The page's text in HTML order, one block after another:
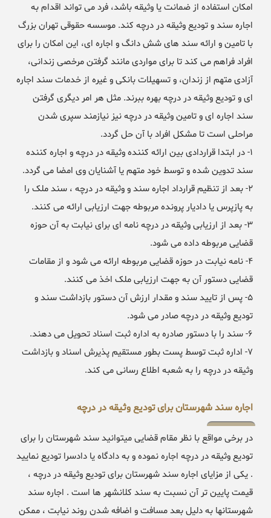
امکان استفاده از ضمانت یا وثیقه باشد، فرد می تواند اقدام به
اجاره سند و تودیع وثیقه در درچه کند. موسسه حقوقی تهران بزرگ
با تامین و ارائه سند های شش دانگ و اجاره ای، این امکان را برای
افراد فراهم می کند تا برای مواردی مانند گرفتن مرخصی زندانی،
آزادی متهم از زندان، و تسهیلات بانکی و غیره از خدمات سند اجاره
ای و تودیع وثیقه در درچه بهره ببرند. مثل هر امر دیگری گرفتن
سند اجاره ای و تامین وثیقه در درچه نیز نیازمند سپری شدن
مراحلی است تا مشکل افراد با آن حل گردد.
۱- در ابتدا قراردادی بین ارائه کننده وثیقه در درچه و اجاره کننده
سند تدوین شده و توسط خود متهم یا آشنایان وی امضا می گردد.
۲- بعد از تنظیم قرارداد اجاره سند و وثیقه در درچه ، سند ملک را
به پازپرس یا دادیار پرونده مربوطه جهت ارزیابی ارائه می کنند.
۳- بعد از ارزیابی وثیقه در درچه نامه ای برای نیابت به آن حوزه
قضایی مربوطه داده می شود.
۴- نامه نیابت در حوزه قضایی مربوطه ارائه می شود و از مقامات
قضایی دستور آن به جهت ارزیابی ملک اخذ می کنند.
۵- پس از تایید سند و مقدار ارزش آن دستور بازداشت سند و
تودیع وثیقه در درچه صادر می شود.
۶- سند را با دستور صادره به اداره ثبت اسناد تحویل می دهند.
۷- اداره ثبت توسط پست بطور مستقیم پذیرش اسناد و بازداشت
وثیقه در درچه را به شعبه اطلاع رسانی می کند.
اجاره سند شهرستان برای تودیع وثیقه در درچه
در برخی مواقع با نظر مقام قضایی میتوانید سند شهرستان را برای
تودیع وثیقه در درچه اجاره نموده و به دادگاه یا دادسرا تودیع نمایید
. یکی از مزایای اجاره سند شهرستان برای تودیع وثیقه در درچه ،
قیمت پایین تر آن نسبت به سند کلانشهر ها است . اجاره سند
شهرستانها به دلیل بعد مسافت و اضافه شدن روند نیابت ، ممکن